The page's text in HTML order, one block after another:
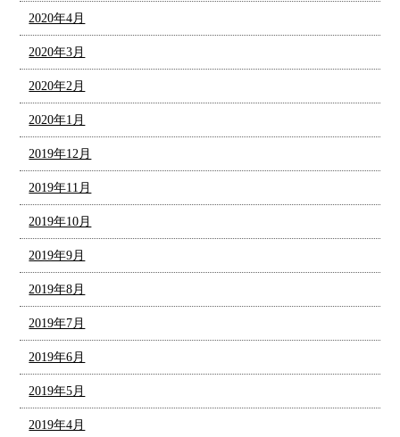
2020年4月
2020年3月
2020年2月
2020年1月
2019年12月
2019年11月
2019年10月
2019年9月
2019年8月
2019年7月
2019年6月
2019年5月
2019年4月